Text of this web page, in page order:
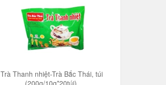
​​​​​​​Trà Thanh nhiệt-Trà Bắc Thái, túi
(200g/10g*20túi).